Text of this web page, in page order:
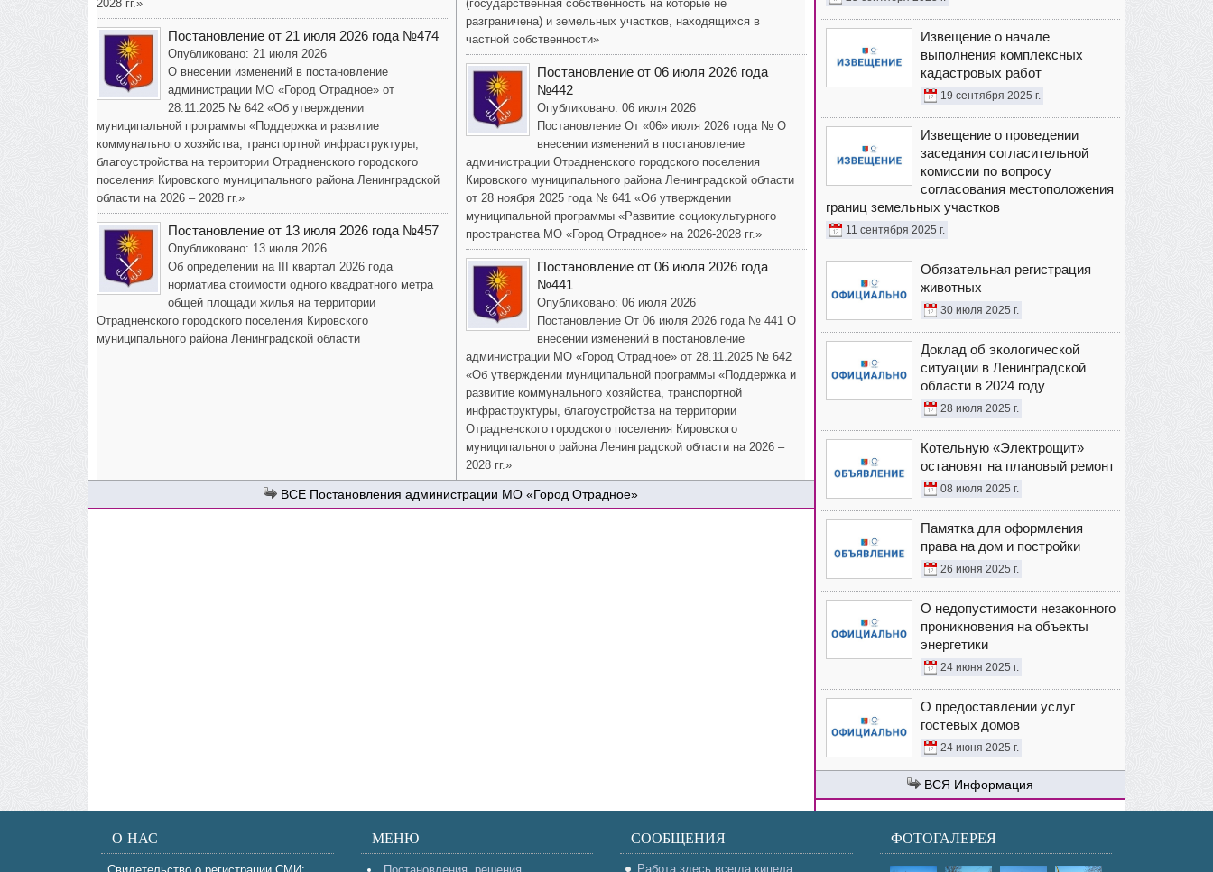
2028 гг.»
Постановление от 21 июля 2026 года №474
Опубликовано: 21 июля 2026
О внесении изменений в постановление
администрации МО «Город Отрадное» от
28.11.2025 № 642 «Об утверждении
муниципальной программы «Поддержка и развитие
коммунального хозяйства, транспортной инфраструктуры,
благоустройства на территории Отрадненского городского
поселения Кировского муниципального района Ленинградской
области на 2026 – 2028 гг.»
Постановление от 13 июля 2026 года №457
Опубликовано: 13 июля 2026
Об определении на III квартал 2026 года
норматива стоимости одного квадратного метра
общей площади жилья на территории
Отрадненского городского поселения Кировского
муниципального района Ленинградской области
(государственная собственность на которые не
разграничена) и земельных участков, находящихся в
частной собственности»
Постановление от 06 июля 2026 года
№442
Опубликовано: 06 июля 2026
Постановление От «06» июля 2026 года № О
внесении изменений в постановление
администрации Отрадненского городского поселения
Кировского муниципального района Ленинградской области
от 28 ноября 2025 года № 641 «Об утверждении
муниципальной программы «Развитие социокультурного
пространства МО «Город Отрадное» на 2026-2028 гг.»
Постановление от 06 июля 2026 года
№441
Опубликовано: 06 июля 2026
Постановление От 06 июля 2026 года № 441 О
внесении изменений в постановление
администрации МО «Город Отрадное» от 28.11.2025 № 642
«Об утверждении муниципальной программы «Поддержка и
развитие коммунального хозяйства, транспортной
инфраструктуры, благоустройства на территории
Отрадненского городского поселения Кировского
муниципального района Ленинградской области на 2026 –
2028 гг.»
Постановления администрации МО «Город Отрадное»
Извещение о начале
выполнения комплексных
кадастровых работ
19 сентября 2025 г.
Извещение о проведении
заседания согласительной
комиссии по вопросу
согласования местоположения
границ земельных участков
11 сентября 2025 г.
Обязательная регистрация
животных
30 июля 2025 г.
Доклад об экологической
ситуации в Ленинградской
области в 2024 году
28 июля 2025 г.
Котельную «Электрощит»
остановят на плановый ремонт
08 июля 2025 г.
Памятка для оформления
права на дом и постройки
26 июня 2025 г.
О недопустимости незаконного
проникновения на объекты
энергетики
24 июня 2025 г.
О предоставлении услуг
гостевых домов
24 июня 2025 г.
Информация
О НАС МЕНЮ СООБЩЕНИЯ
Работа здесь всегда кипела
ФОТОГАЛЕРЕЯ